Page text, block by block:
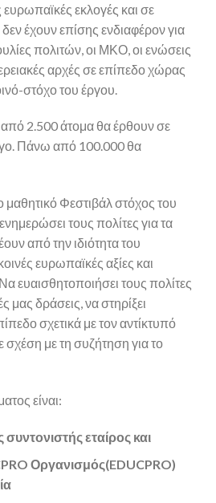
ευρωπαϊκές εκλογές και σε
έχουν επίσης ενδιαφέρον για
πολιτών, οι ΜΚΟ, οι ενώσεις
αρχές σε επίπεδο χώρας
στόχο του έργου.
2.500 άτομα θα έρθουν σε
Πάνω από 100.000 θα
Φεστιβάλ στόχος του
τους πολίτες για τα
από την ιδιότητα του
ευρωπαϊκές αξίες και
ευαισθητοποιήσει τους πολίτες
μας δράσεις, να στηρίξει
σχετικά με τον αντίκτυπό
σχέση με τη συζήτηση για το
είναι:
εταίρος και
Οργανισμός(EDUCPRO)